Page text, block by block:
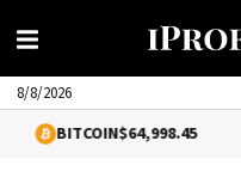
8/8/2026
$64,998.45